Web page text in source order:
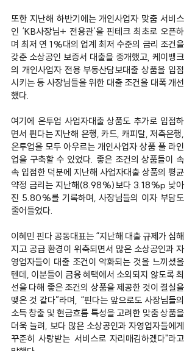
또한 지난해 하반기에는 개인사업자 맞춤 서비스
인 ‘KB사장님+ 전용관’을 핀테크 최초로 오픈하
며 최저 연 1%대의 업계 최저 수준의 금리 조건을
갖춘 소상공인 보증서 대출을 중개했고, 케이뱅크
의 개인사업자 전용 부동산담보대출 상품을 입점
시키는 등 사장님들을 위한 대출 조건을 대폭 개선
했다.
여기에 온투업 사업자대출 상품도 추가로 입점하
면서 핀다는 지난해 은행, 카드, 캐피탈, 저축은행,
온투업을 모두 아우르는 개인사업자 상품 풀 라인
업을 구축할 수 있었다. 좋은 조건의 상품들이 속
속 입점한 덕분에 지난해 사업자대출 상품의 평균
약정 금리는 지난해(8.98%)보다 3.18%p 낮아
진 5.80%를 기록하며, 사장님들의 이자 부담도
줄어들었다.
이혜민 핀다 공동대표는 “지난해 대출 규제가 심해
지고 공급 환경이 위축되면서 많은 소상공인과 자
영업자들이 대출 조건이 악화되는 것을 느끼셨을
텐데, 이분들이 금융 혜택에서 소외되지 않도록 최
선을 다해 좋은 조건의 상품을 제공한 것이 결실을
맺은 것 같다”라며, “핀다는 앞으로도 사장님들의
소득 창출 및 현금흐름 특성을 고려한 맞춤 상품을
더욱 늘려, 보다 많은 소상공인과 자영업자들에게
꾸준히 사랑받는 서비스로 자리매김하겠다"라고